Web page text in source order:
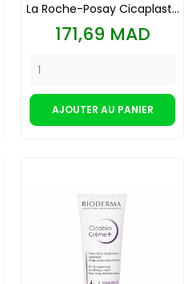
La Roche-Posay Cicaplast...
Prix
171,69 MAD
AJOUTER AU PANIER